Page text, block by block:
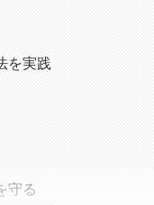
を実践
守る